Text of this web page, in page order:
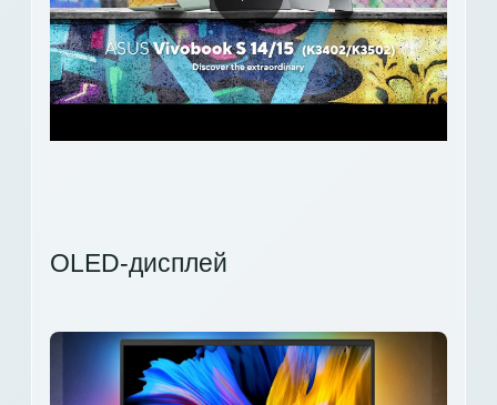
OLED-дисплей